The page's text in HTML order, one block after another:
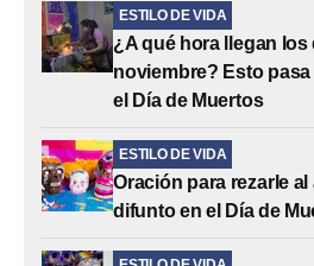
ESTILO DE VIDA
¿A qué hora llegan los
noviembre? Esto
el Día de Muertos
ESTILO DE VIDA
Oración para rezarle
difunto en el Día de